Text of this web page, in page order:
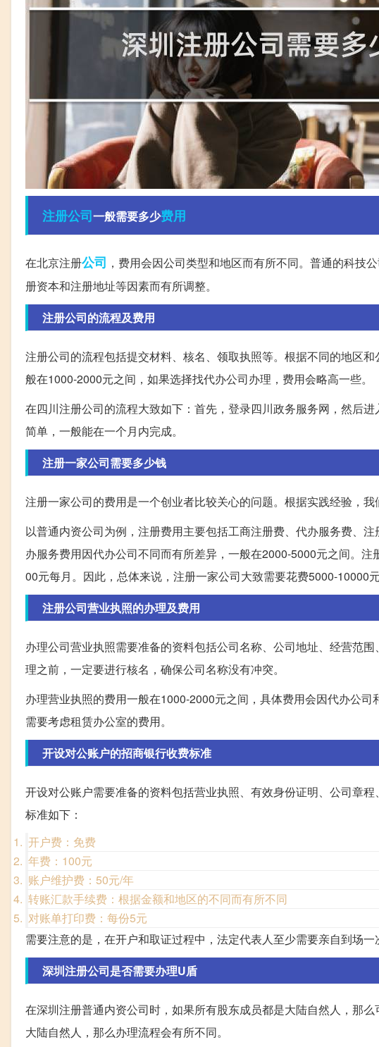
注册公司一般需要多少费用
在北京注册公司 ，费用会因公司类型和地区而有所不同。普通的科技
册资本和注册地址等因素而有所调整。
注册公司的流程及费用
注册公司的流程包括提交材料、核名、领取执照等。根据不同的地区
般在1000-2000元之间，如果选择找代办公司办理，费用会略高一些。
在四川注册公司的流程大致如下：首先，登录四川政务服务网，然后
简单，一般能在一个月内完成。
注册一家公司需要多少钱
注册一家公司的费用是一个创业者比较关心的问题。根据实践经验，
以普通内资公司为例，注册费用主要包括工商注册费、代办服务费、
办服务费用因代办公司不同而有所差异，一般在2000-5000元之间。
00元每月。因此，总体来说，注册一家公司大致需要花费5000-10000元
注册公司营业执照的办理及费用
办理公司营业执照需要准备的资料包括公司名称、公司地址、经营范
理之前，一定要进行核名，确保公司名称没有冲突。
办理营业执照的费用一般在1000-2000元之间，具体费用会因代办公
需要考虑租赁办公室的费用。
开设对公账户的招商银行收费标准
开设对公账户需要准备的资料包括营业执照、有效身份证明、公司章
标准如下：
开户费：免费
年费：100元
账户维护费：50元/年
转账汇款手续费：根据金额和地区的不同而有所不同
对账单打印费：每份5元
需要注意的是，在开户和取证过程中，法定代表人至少需要亲自到场一
深圳注册公司是否需要办理U盾
在深圳注册普通内资公司时，如果所有股东成员都是大陆自然人，那
大陆自然人，那么办理流程会有所不同。